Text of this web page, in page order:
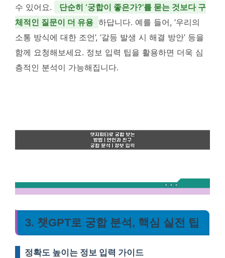
수 있어요.
단순히 ‘궁합이 좋은가?’를 묻는 것보다 구
체적인 질문이 더 유용 하답니다. 예를 들어, ‘우리의
소통 방식에 대한 조언’, ‘갈등 발생 시 해결 방안’ 등을
함께 요청해보세요. 정보 입력 팁을 활용하면 더욱 심
층적인 분석이 가능해집니다.
3. 챗GPT로 궁합 분석, 핵심 실전 팁
정확도 높이는 정보 입력 가이드